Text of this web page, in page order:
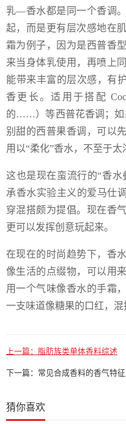
乳—香水都是同一个香调
起，而是更有层次感地在
霜为例子，因为是西普香
来当身体乳使用，再喷上
能带来丰富的层次感，有
香更长。适用于搭配
的……）等西普花香调；如
别甜的西普果香调，可以
用以“柔化”香水，不至于太
这也是现在蛮流行的“香水
承香水实验主义的爱马仕调
穿混搭颇为提倡。现在香
更可以发挥创意玩起来。
在现在的时尚趋势下，香
像生活的点缀物，可以用
用一个气味像香水的手霜
一支味道像糖果的口红，混
上一篇： 脂肪族类单体香料综述
下一篇： 常见合成香料的香气特征
猜你喜欢